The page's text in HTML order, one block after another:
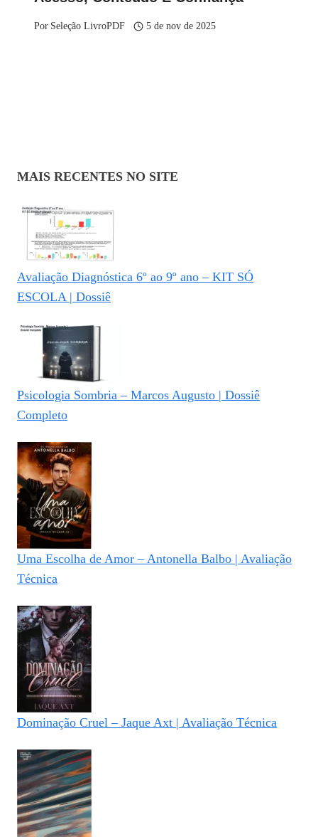
Por Seleção LivroPDF 5 de nov de 2025
MAIS RECENTES NO SITE
Avaliação Diagnóstica 6º ao 9º ano – KIT SÓ
ESCOLA | Dossiê
Psicologia Sombria – Marcos Augusto | Dossiê
Completo
Uma Escolha de Amor – Antonella Balbo | Avaliação
Técnica
Dominação Cruel – Jaque Axt | Avaliação Técnica